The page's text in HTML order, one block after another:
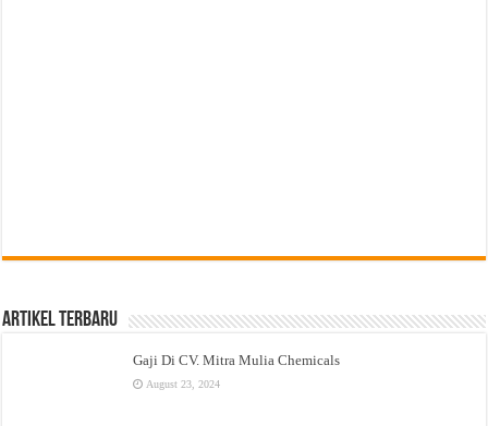
Artikel Terbaru
Gaji Di CV. Mitra Mulia Chemicals
August 23, 2024